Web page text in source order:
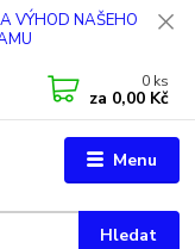
VÝHOD NAŠEHO
Menu
Hledat
0 ks
za 0,00 Kč